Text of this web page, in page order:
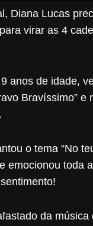
Diana Lucas
virar as 4
anos de idade,
Bravíssimo” e
o tema “No
emocionou toda
da música